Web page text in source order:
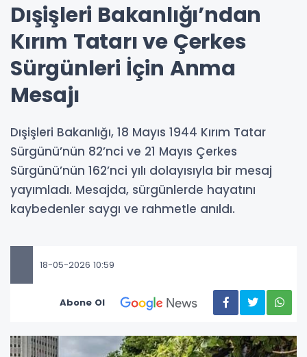
Dışişleri Bakanlığı’ndan
Kırım Tatarı ve Çerkes
Sürgünleri İçin Anma
Mesajı
Dışişleri Bakanlığı, 18 Mayıs 1944 Kırım Tatar
Sürgünü’nün 82’nci ve 21 Mayıs Çerkes
Sürgünü’nün 162’nci yılı dolayısıyla bir mesaj
yayımladı. Mesajda, sürgünlerde hayatını
kaybedenler saygı ve rahmetle anıldı.
18-05-2026 10:59
Abone Ol